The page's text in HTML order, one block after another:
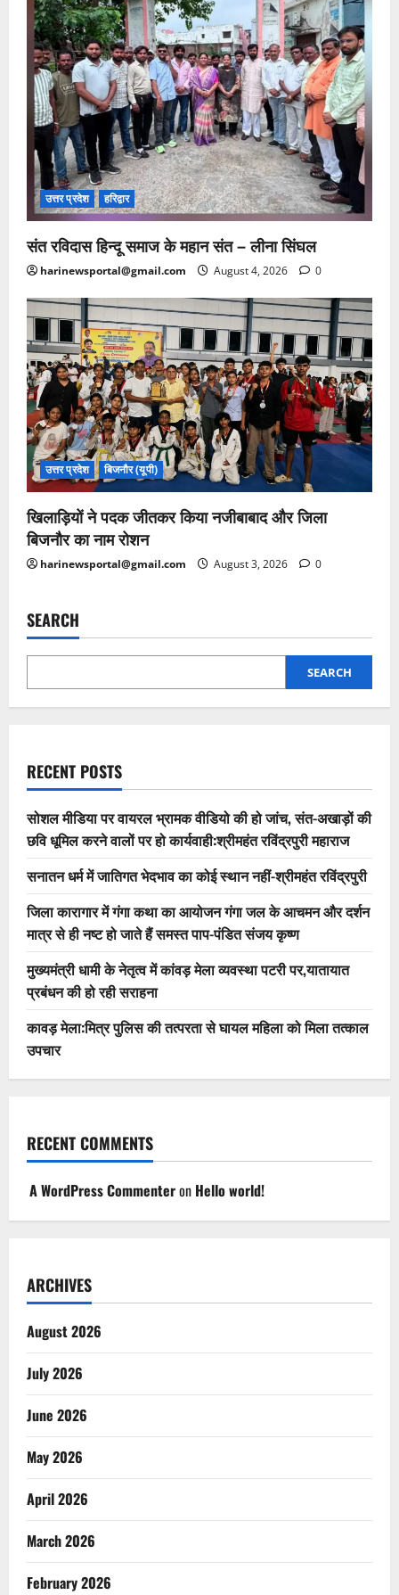
उत्तर प्रदेश हरिद्वार
संत रविदास हिन्दू समाज के महान संत – लीना सिंघल
harinewsportal@gmail.com August 4, 2026 0
उत्तर प्रदेश बिजनौर (यूपी)
खिलाड़ियों ने पदक जीतकर किया नजीबाबाद और जिला
बिजनौर का नाम रोशन
harinewsportal@gmail.com August 3, 2026 0
SEARCH
SEARCH
RECENT POSTS
सोशल मीडिया पर वायरल भ्रामक वीडियो की हो जांच, संत-अखाड़ों की
छवि धूमिल करने वालों पर हो कार्यवाही:श्रीमहंत रविंद्रपुरी महाराज
सनातन धर्म में जातिगत भेदभाव का कोई स्थान नहीं-श्रीमहंत रविंद्रपुरी
जिला कारागार में गंगा कथा का आयोजन गंगा जल के आचमन और दर्शन
मात्र से ही नष्ट हो जाते हैं समस्त पाप-पंडित संजय कृष्ण
मुख्यमंत्री धामी के नेतृत्व में कांवड़ मेला व्यवस्था पटरी पर,यातायात
प्रबंधन की हो रही सराहना
कावड़ मेला:मित्र पुलिस की तत्परता से घायल महिला को मिला तत्काल
उपचार
RECENT COMMENTS
A WordPress Commenteron Hello world!
ARCHIVES
August 2026
July 2026
June 2026
May 2026
April 2026
March 2026
February 2026